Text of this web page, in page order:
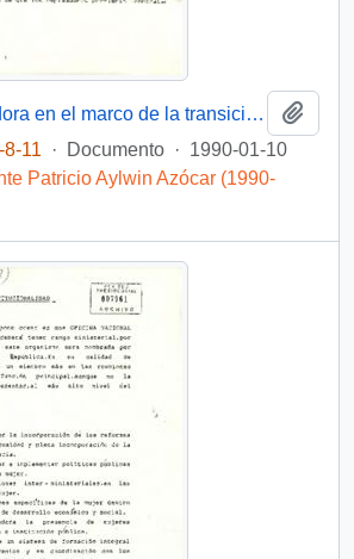
La mujer trabajadora en el marco de la transición hacia la democracia.
11
· Documento · 1990-01-10
Patricio Aylwin Azócar (1990-